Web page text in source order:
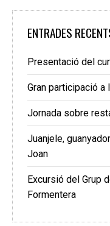
ENTRADES
Presentació del
Gran participació a
Jornada sobre
Juanjele,
Joan
Excursió del Grup
Formentera